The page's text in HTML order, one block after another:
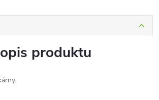
produktu